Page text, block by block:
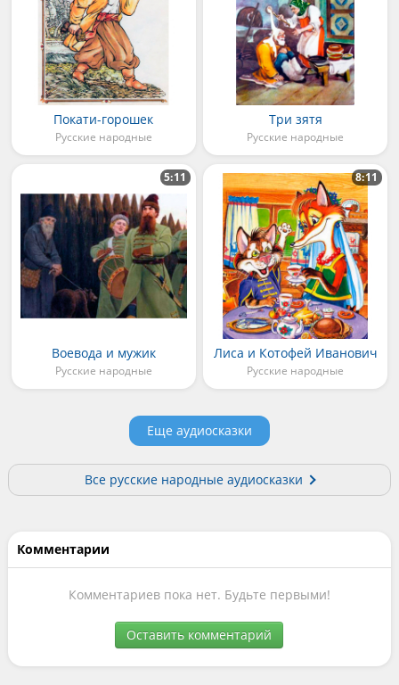
Покати-горошек
Русские народные
Три зятя
Русские народные
Воевода и мужик
Русские народные
5:11
Лиса и Котофей Иванович
Русские народные
8:11
Еще аудиосказки
Все русские народные аудиосказки
Комментарии
Комментариев пока нет. Будьте первыми!
Оставить комментарий